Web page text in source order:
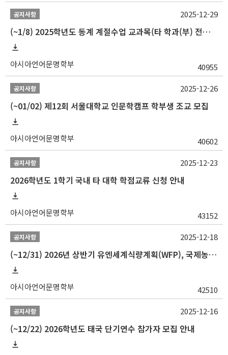
공지사항
(~1/8) 2025학년도 동계 계절수업 교과목(타 학과(부) 전공 및 교양) 성적평가방법 선택제 신청 안내
아시아언어문명학부 40955
2025-12-29
공지사항
(~01/02) 제12회 서울대학교 인문학캠프 학부생 조교 모집
아시아언어문명학부 40602
2025-12-26
공지사항
2026학년도 1학기 국내 타 대학 학점교류 신청 안내
아시아언어문명학부 43152
2025-12-23
공지사항
(~12/31) 2026년 상반기 유엔세계식량계획(WFP), 국제농업개발기금(IFAD) 및 유엔아동기금(UNICEF) 인턴십 프로그램 참가자 모집
아시아언어문명학부 42510
2025-12-18
공지사항
(~12/22) 2026학년도 태국 단기연수 참가자 모집 안내
2025-12-16